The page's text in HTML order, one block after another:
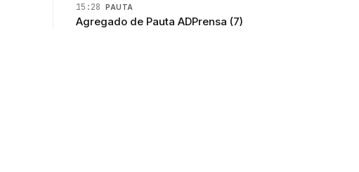
15:28 PAUTA
Agregado de Pauta ADPrensa (7)